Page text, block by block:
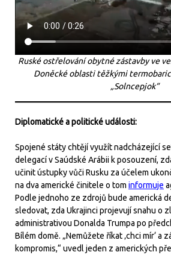
Ruské ostřelování obytné zástavby ve
Doněcké oblasti těžkými
„Solncepjok“
Diplomatické a politické události:
Spojené státy chtějí využít nadcházející
delegací v Saúdské Arábii k posouzení,
učinit ústupky vůči Rusku za účelem
na dva americké činitele o tom informuje
Podle jednoho ze zdrojů bude americká
sledovat, zda Ukrajinci projevují snahu o
administrativou Donalda Trumpa po
Bílém domě. „Nemůžete říkat ‚chci mír‘ a
kompromis,“ uvedl jeden z amerických